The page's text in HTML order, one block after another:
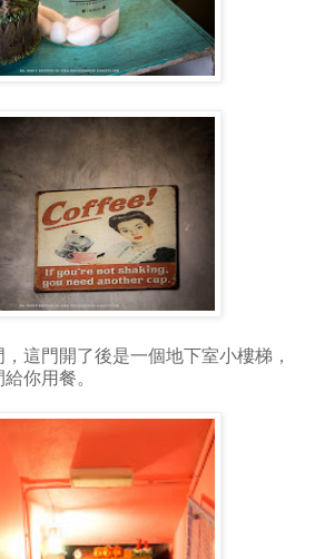
這門開了後是一個地下室小樓梯，
你用餐。